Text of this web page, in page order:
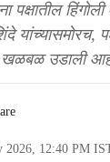
पक्षातील
यांच्यासमोरच,
खळबळ उडाली
2026, 12:40 PM